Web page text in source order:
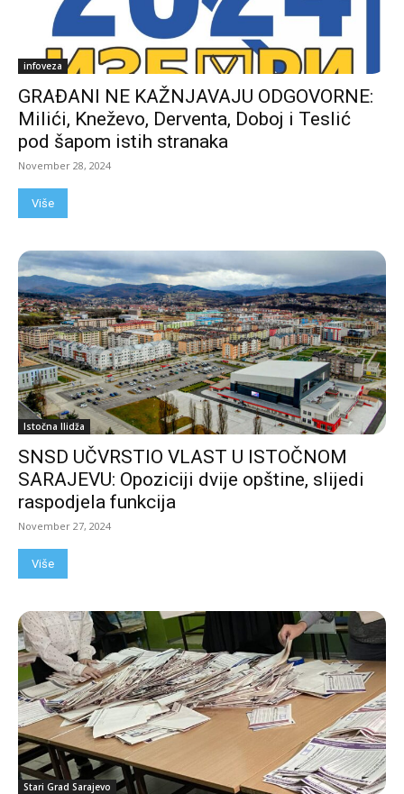
infoveza
GRAĐANI NE KAŽNJAVAJU ODGOVORNE:
Milići, Kneževo, Derventa, Doboj i Teslić
pod šapom istih stranaka
November 28, 2024
Više
Istočna Ilidža
SNSD UČVRSTIO VLAST U ISTOČNOM
SARAJEVU: Opoziciji dvije opštine, slijedi
raspodjela funkcija
November 27, 2024
Više
Stari Grad Sarajevo